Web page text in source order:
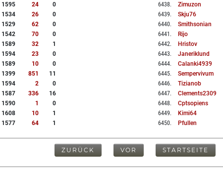
1595 24
0
1534 26
0
1529 62
0
1542 70
0
1589 32
1
1594 23
0
1589 10
0
1399 851
11
1594 2
0
1587 336
16
1590 1
0
1608 10
1
1577 64 1
6438. Zimuzon
6439. Skju76
6440. Smithsonian
6441 . Rijo
6442. Hristov
6443. Janeriklund
6444. Calanki4939
6445. Sempervivum
6446. Tizianob
6447. Clements2309
6448. Cptsopiens
6449. Kimi64
6450. Pfullen
ZURÜCK VOR STARTSEITE